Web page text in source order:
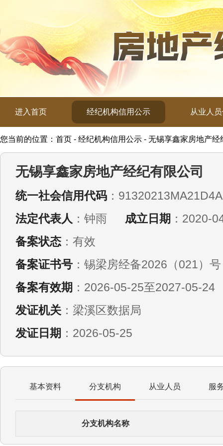
进入首页 经纪机构信用公示 从业人
您当前的位置：首页 - 经纪机构信用公示 - 无锡享鑫家房地产经
无锡享鑫家房地产经纪有限公司
统一社会信用代码 ：
法定代表人 ：钟雨 成立日期 ：2020-
备案状态 ：有效
备案证书号 ：锡梁房经备2026（021）号
备案有效期 ：2026-05-25至2027-05-24
发证机关 ：梁溪区数据局
发证日期 ：2026-05-25
基本资料 分支机构 从业人员 服
分支机构名称